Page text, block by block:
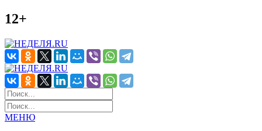
12+
МЕНЮ